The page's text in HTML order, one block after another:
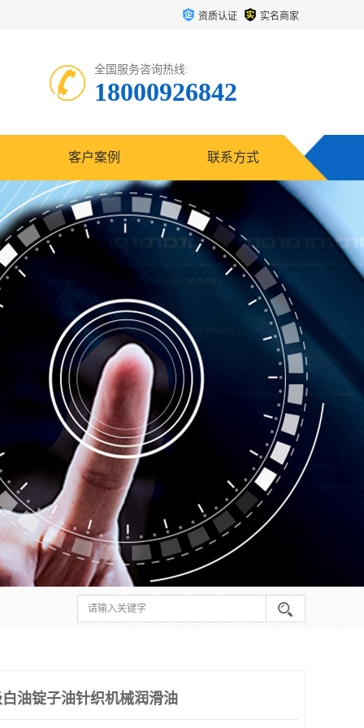
资质认证 实名商家
全国服务咨询热线:
18000926842
客户案例 联系方式
油锭子油针织机械润滑油